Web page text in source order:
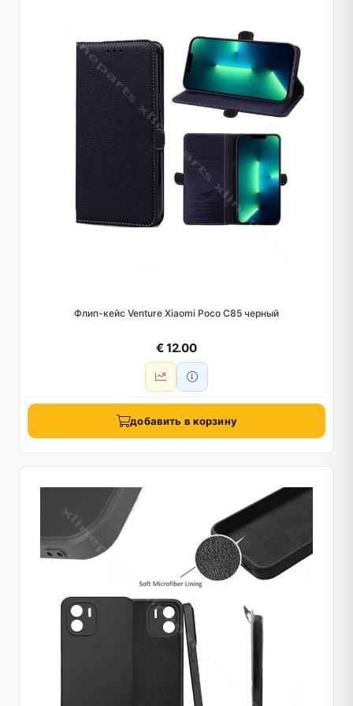
Флип-кейс Venture Xiaomi Poco C85 черный
€ 12.00
добавить в корзину